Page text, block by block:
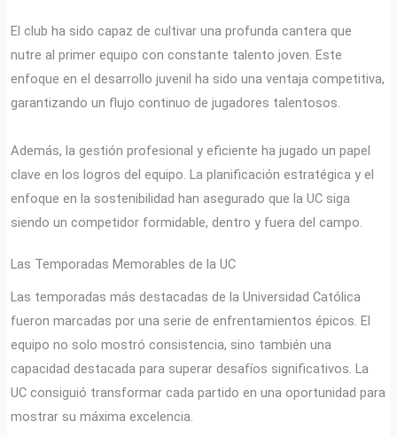
El club ha sido capaz de cultivar una profunda cantera que
nutre al primer equipo con constante talento joven. Este
enfoque en el desarrollo juvenil ha sido una ventaja competitiva,
garantizando un flujo continuo de jugadores talentosos.
Además, la gestión profesional y eficiente ha jugado un papel
clave en los logros del equipo. La planificación estratégica y el
enfoque en la sostenibilidad han asegurado que la UC siga
siendo un competidor formidable, dentro y fuera del campo.
Las Temporadas Memorables de la UC
Las temporadas más destacadas de la Universidad Católica
fueron marcadas por una serie de enfrentamientos épicos. El
equipo no solo mostró consistencia, sino también una
capacidad destacada para superar desafíos significativos. La
UC consiguió transformar cada partido en una oportunidad para
mostrar su máxima excelencia.